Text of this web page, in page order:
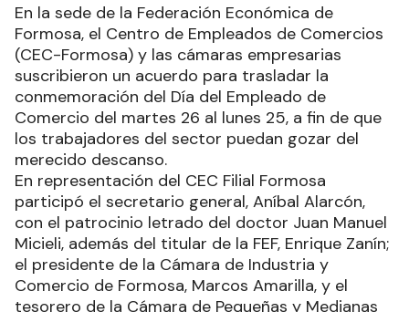
En la sede de la Federación Económica de
Formosa, el Centro de Empleados de Comercios
(CEC-Formosa) y las cámaras empresarias
suscribieron un acuerdo para trasladar la
conmemoración del Día del Empleado de
Comercio del martes 26 al lunes 25, a fin de que
los trabajadores del sector puedan gozar del
merecido descanso.
En representación del CEC Filial Formosa
participó el secretario general, Aníbal Alarcón,
con el patrocinio letrado del doctor Juan Manuel
Micieli, además del titular de la FEF, Enrique Zanín;
el presidente de la Cámara de Industria y
Comercio de Formosa, Marcos Amarilla, y el
tesorero de la Cámara de Pequeñas y Medianas